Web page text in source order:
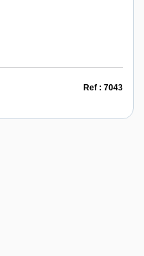
Ref : 7043